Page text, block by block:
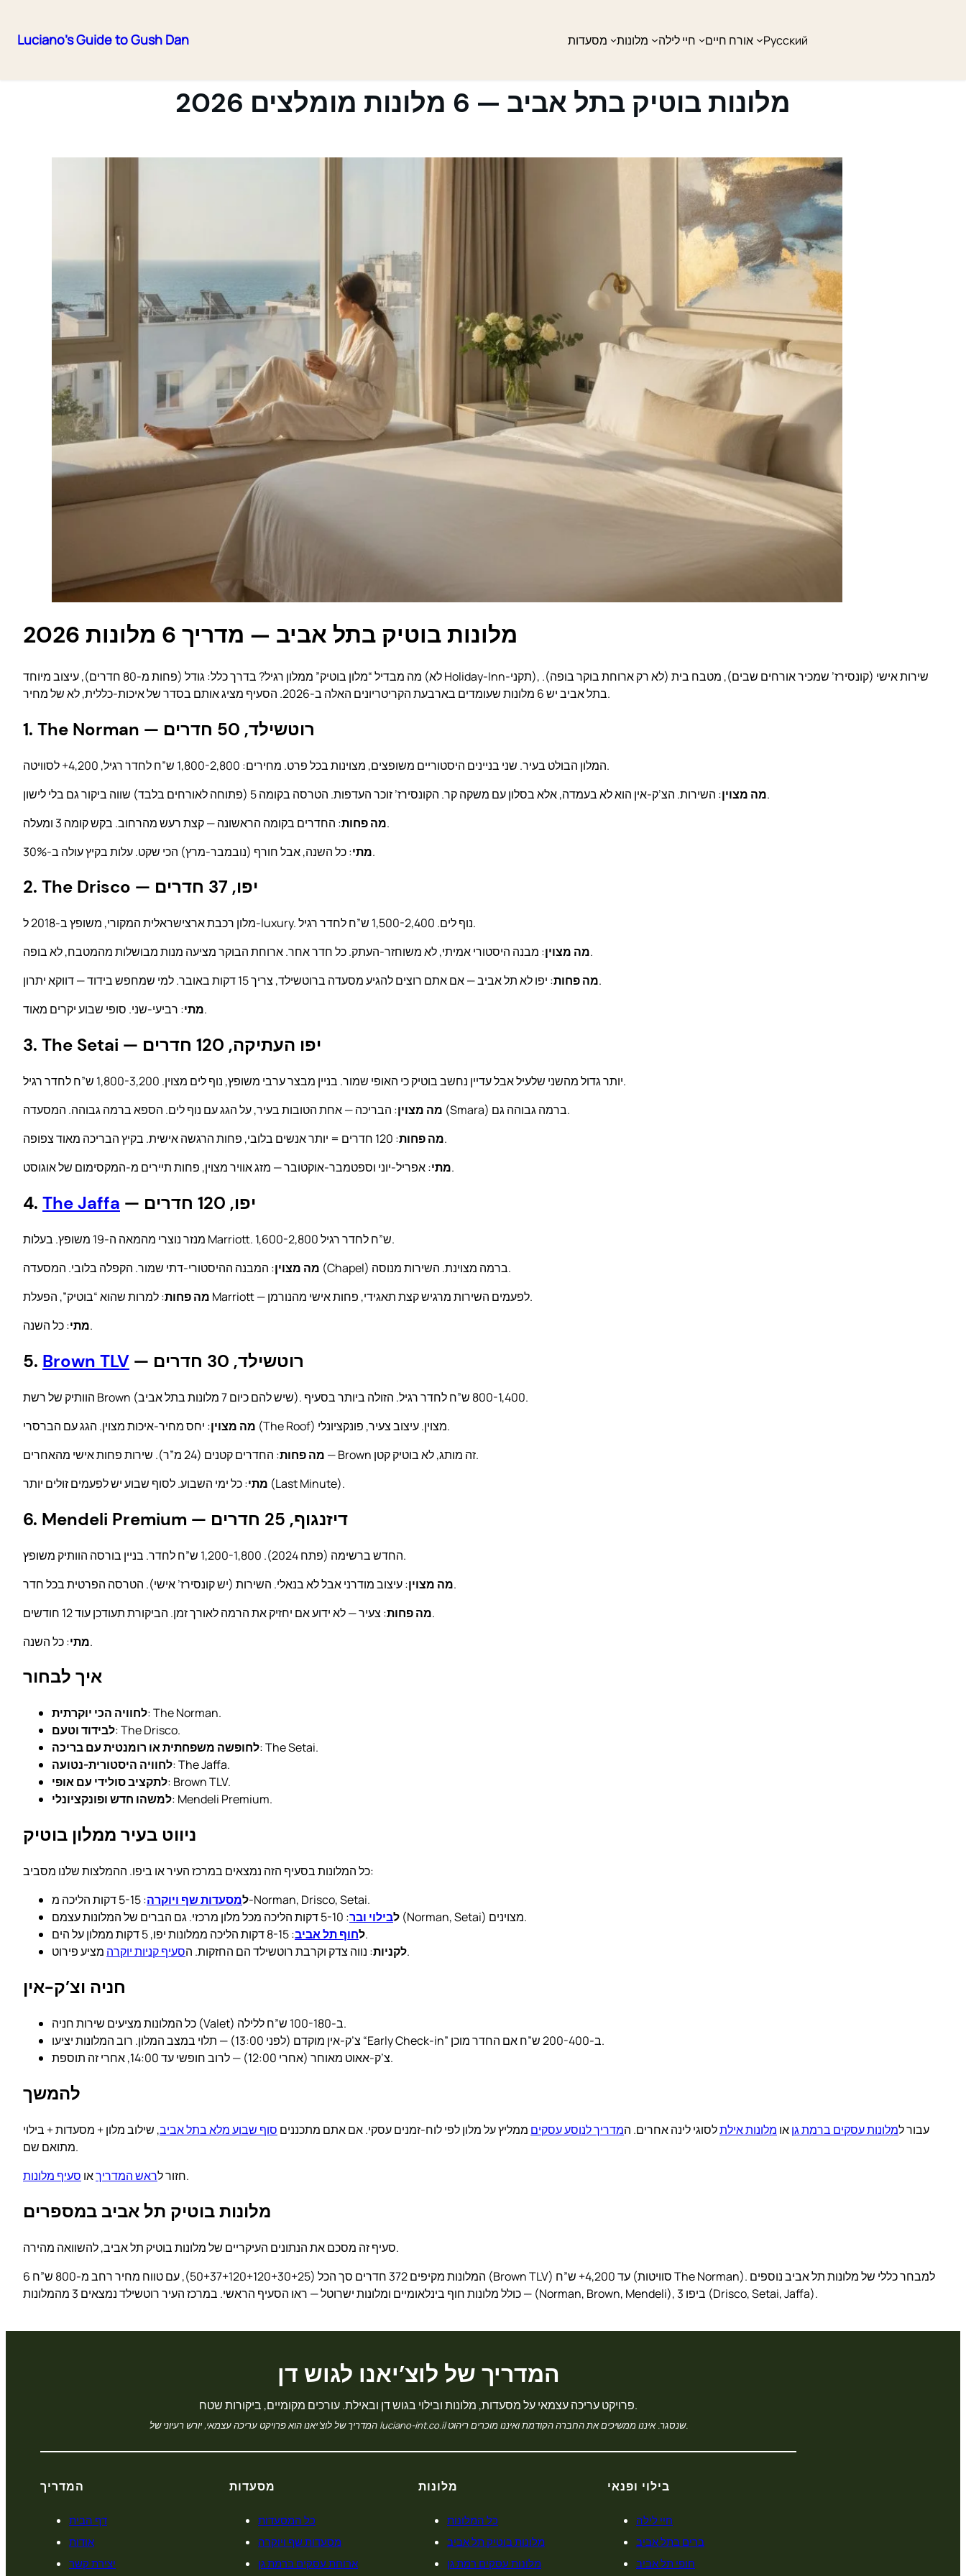
to
Luciano's Guide to Gush Dan מסעדות מלונות חיי לילה אורח חיים Русский
מלונות בוטיק בתל אביב — 6 מלונות מומלצים 2026
מלונות בוטיק בתל אביב — מדריך 6 מלונות 2026
מה מבדיל “מלון בוטיק” ממלון רגיל? בדרך כלל: גודל (פחות מ-80 חדרים), עיצוב מיוחד (לא Holiday-Inn-תקני), שירות אישי (קונסירז’ שמכיר אורחים שבים), מטבח בית (לא רק ארוחת בוקר בופה).
בתל אביב יש 6 מלונות שעומדים בארבעת הקריטריונים האלה ב-2026. הסעיף מציג אותם בסדר של איכות-כללית, לא של מחיר.
1. The Norman — רוטשילד, 50 חדרים
המלון הבולט בעיר. שני בניינים היסטוריים משופצים, מצוינות בכל פרט. מחירים: 1,800-2,800 ש”ח לחדר רגיל, 4,200+ לסוויטה.
מה מצוין: השירות. הצ’ק-אין הוא לא בעמדה, אלא בסלון עם משקה קר. הקונסירז’ זוכר העדפות. הטרסה בקומה 5 (פתוחה לאורחים בלבד) שווה ביקור גם בלי לישון.
מה פחות: החדרים בקומה הראשונה — קצת רעש מהרחוב. בקש קומה 3 ומעלה.
מתי: כל השנה, אבל חורף (נובמבר-מרץ) הכי שקט. עלות בקיץ עולה ב-30%.
2. The Drisco — יפו, 37 חדרים
מלון רכבת ארצישראלית המקורי, משופץ ב-2018 ל-luxury. נוף לים. 1,500-2,400 ש”ח לחדר רגיל.
מה מצוין: מבנה היסטורי אמיתי, לא משוחזר-העתק. כל חדר אחר. ארוחת הבוקר מציעה מנות מבושלות מהמטבח, לא בופה.
מה פחות: יפו לא תל אביב — אם אתם רוצים להגיע מסעדה ברוטשילד, צריך 15 דקות באובר. למי שמחפש בידוד — דווקא יתרון.
מתי: רביעי-שני. סופי שבוע יקרים מאוד.
3. The Setai — יפו העתיקה, 120 חדרים
יותר גדול מהשני שלעיל אבל עדיין נחשב בוטיק כי האופי שמור. בניין מבצר ערבי משופץ, נוף לים מצוין. 1,800-3,200 ש”ח לחדר רגיל.
מה מצוין
: הבריכה — אחת הטובות בעיר, על הגג עם נוף לים. הספא ברמה גבוהה. המסעדה (Smara) ברמה גבוהה גם.
מה פחות: 120 חדרים = יותר אנשים בלובי, פחות הרגשה אישית. בקיץ הבריכה מאוד צפופה.
מתי: אפריל-יוני וספטמבר-אוקטובר — מזג אוויר מצוין, פחות תיירים מ-המקסימום של אוגוסט.
4. The Jaffa — יפו, 120 חדרים
מנזר נוצרי מהמאה ה-19 משופץ. בעלות Marriott. 1,600-2,800 ש”ח לחדר רגיל.
מה מצוין
: המבנה ההיסטורי-דתי שמור. הקפלה בלובי. המסעדה (Chapel) ברמה מצוינת. השירות מנוסה.
מה פחות
: למרות שהוא “בוטיק”, הפעלת Marriott — לפעמים השירות מרגיש קצת תאגידי, פחות אישי מהנורמן.
מתי: כל השנה.
5. Brown TLV — רוטשילד, 30 חדרים
הוותיק של רשת Brown (שיש להם כיום 7 מלונות בתל אביב). 800-1,400 ש”ח לחדר רגיל. הזולה ביותר בסעיף.
מה מצוין
: יחס מחיר-איכות מצוין. הגג עם הברסרי (The Roof) מצוין. עיצוב צעיר, פונקציונלי.
מה פחות
: החדרים קטנים (24 מ”ר). שירות פחות אישי מהאחרים — Brown זה מותג, לא בוטיק קטן.
מתי : כל ימי השבוע. לסוף שבוע יש לפעמים זולים יותר (Last Minute).
6. Mendeli Premium — דיזנגוף, 25 חדרים
החדש ברשימה (פתח 2024). 1,200-1,800 ש”ח לחדר. בניין בורסה הוותיק משופץ.
מה מצוין: עיצוב מודרני אבל לא בנאלי. השירות (יש קונסירז’ אישי). הטרסה הפרטית בכל חדר.
מה פחות: צעיר — לא ידוע אם יחזיק את הרמה לאורך זמן. הביקורת תעודכן עוד 12 חודשים.
מתי: כל השנה.
איך לבחור
לחוויה הכי יוקרתית: The Norman.
לבידוד וטעם: The Drisco.
לחופשה משפחתית או רומנטית עם בריכה: The Setai.
לחוויה היסטורית-נטועה: The Jaffa.
לתקציב סולידי עם אופי: Brown TLV.
למשהו חדש ופונקציונלי: Mendeli Premium.
ניווט בעיר ממלון בוטיק
כל המלונות בסעיף הזה נמצאים במרכז העיר או ביפו. ההמלצות שלנו מסביב:
למסעדות שף ויוקרה : 5-15 דקות הליכה מ-Norman, Drisco, Setai.
לבילוי ובר
: 5-10 דקות הליכה מכל מלון מרכזי. גם הברים של המלונות עצמם (Norman, Setai) מצוינים.
לחוף תל אביב : 8-15 דקות הליכה ממלונות יפו, 5 דקות ממלון על הים.
לקניות: נווה צדק וקרבת רוטשילד הם החזקות. הסעיף קניות יוקרה מציע פירוט.
חניה וצ’ק-אין
כל המלונות מציעים שירות חניה (Valet) ב-100-180 ש”ח ללילה.
צ’ק-אין מוקדם (לפני 13:00) — תלוי במצב המלון. רוב המלונות יציעו “Early Check-in” ב-200-400 ש”ח אם החדר מוכן.
צ’ק-אאוט מאוחר (אחרי 12:00) — לרוב חופשי עד 14:00, אחרי זה תוספת.
להמשך
עבור למלונות עסקים ברמת גןאו מלונות אילתלסוגי לינה אחרים. המדריך לנוסע עסקים ממליץ על מלון לפי לוח-זמנים עסקי. אם אתם מתכננים סוף שבוע מלא בתל אביב, שילוב מלון + מסעדות + בילוי
מתואם שם.
חזור לראש המדריךאו סעיף מלונות .
מלונות בוטיק תל אביב במספרים
סעיף זה מסכם את הנתונים העיקריים של מלונות בוטיק תל אביב, להשוואה מהירה.
6 המלונות מקיפים 372 חדרים סך הכל (50+37+120+120+30+25), עם טווח מחיר רחב מ-800 ש”ח (Brown TLV) עד 4,200+ ש”ח (סוויטות The Norman). למבחר כללי של מלונות תל אביב נוספים
— כולל מלונות חוף בינלאומיים ומלונות ישרוטל — ראו הסעיף הראשי. במרכז העיר רוטשילד נמצאים 3 מהמלונות (Norman, Brown, Mendeli), ביפו 3 (Drisco, Setai, Jaffa).
המדריך של לוצ’יאנו לגוש דן
פרויקט עריכה עצמאי על מסעדות, מלונות ובילוי בגוש דן ובאילת. עורכים מקומיים, ביקורות שטח.
המדריך של לוצ’יאנו הוא פרויקט עריכה עצמאי, יורש רעיוני של luciano-int.co.il שנסגר. איננו ממשיכים את החברה הקודמת ואיננו מוכרים ריהוט.
המדריך
דף הבית
אודות
יצירת קשר
מסעדות
כל המסעדות
מסעדות שף ויוקרה
ארוחת עסקים ברמת גן
מלונות
כל המלונות
מלונות בוטיק תל אביב
מלונות עסקים רמת גן
בילוי ופנאי
חיי לילה
ברים בתל אביב
חופי תל אביב